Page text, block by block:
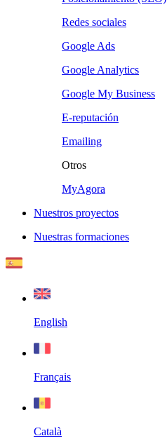
Redes sociales
Google Ads
Google Analytics
Google My Business
E-reputación
Emailing
Otros
MyAgora
Nuestros proyectos
Nuestras formaciones
English
Français
Català